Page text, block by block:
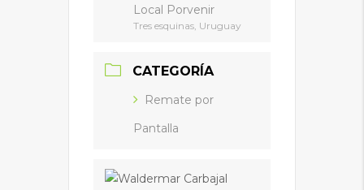
Local Porvenir
Tres esquinas, Uruguay
CATEGORÍA
Remate por
Pantalla